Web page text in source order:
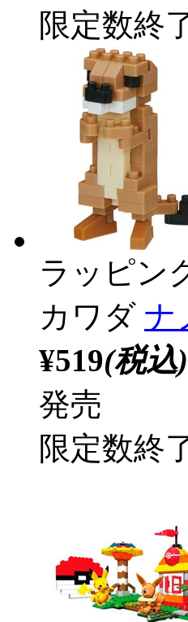
限定数終
ラッピン
カワダ ナ
¥519(税込)
発売
限定数終